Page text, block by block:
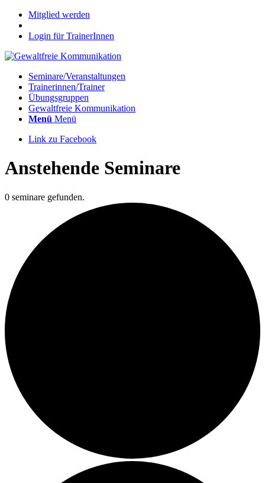
Mitglied werden
Login für TrainerInnen
Seminare/Veranstaltungen
Trainerinnen/Trainer
Übungsgruppen
Gewaltfreie Kommunikation
Menü Menü
Link zu Facebook
Anstehende Seminare
0 seminare gefunden.